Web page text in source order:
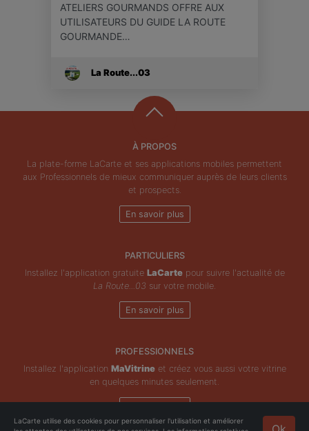
ATELIERS GOURMANDS OFFRE AUX
UTILISATEURS DU GUIDE LA ROUTE
GOURMANDE…
La Route...03
À PROPOS
La plate-forme LaCarte et ses applications mobiles permettent
aux Professionnels de mieux communiquer auprès de leurs clients
et prospects.
En savoir plus
PARTICULIERS
Installez l'application gratuite LaCartepour suivre l'actualité de
La Route...03 sur votre mobile.
En savoir plus
PROFESSIONNELS
Installez l'application MaVitrineet créez vous aussi votre vitrine
en quelques minutes seulement.
En savoir plus
LaCarte utilise des cookies pour personnaliser l'utilisation et améliorer